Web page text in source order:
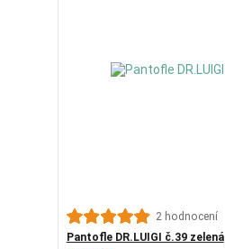
2 hodnocení
Pantofle DR.LUIGI č.39 zelená